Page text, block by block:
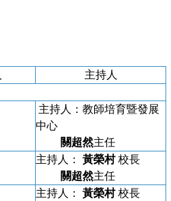
主持人
主持人：教師培育暨發展
中心
關超然主任
主持人： 黃榮村校長
關超然主任
主持人： 黃榮村校長